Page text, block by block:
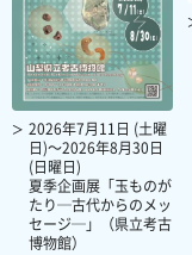
2026年7月11日 (土曜
日)～2026年8月30日
(日曜日)
夏季企画展「玉ものが
たり─古代からのメッ
セージ─」（県立考古
博物館）